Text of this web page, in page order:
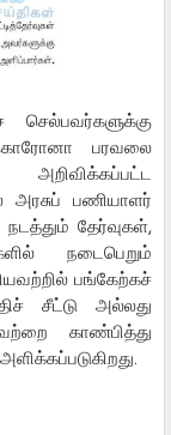
செல்பவர்களுக்கு
பரவலை
அரசுப் பணியாளர்
நடத்தும் தேர்வுகள்,
நடைபெறும்
பங்கேற்கச்
சீட்டு அல்லது
காண்பித்து